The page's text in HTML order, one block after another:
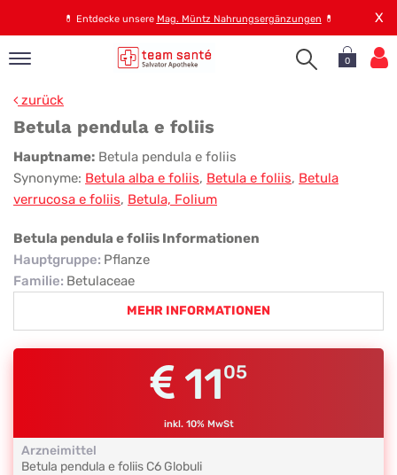
💊 Entdecke unsere Mag. Müntz Nahrungsergänzungen 💊 X
0
zurück
Betula pendula e foliis
Betula
pendula
e
foliis
Hauptname: Betula pendula e foliis
Synonyme: Betula alba e foliis, Betula e foliis, Betula
verrucosa e foliis, Betula, Folium
Betula pendula e foliis Informationen
Hauptgruppe: Pflanze
Familie: Betulaceae
MEHR INFORMATIONEN
1105
inkl. 10% MwSt
Arzneimittel
Betula pendula e foliis C6 Globuli